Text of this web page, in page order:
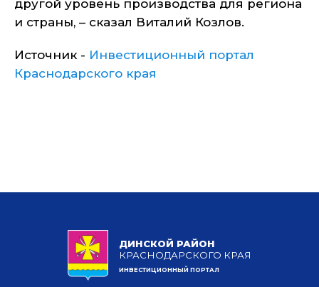
другой уровень производства для региона
и страны, – сказал Виталий Козлов.
Источник - Инвестиционный портал
Краснодарского края
ДИНСКОЙ РАЙОН
КРАСНОДАРСКОГО КРАЯ
ИНВЕСТИЦИОННЫЙ ПОРТАЛ